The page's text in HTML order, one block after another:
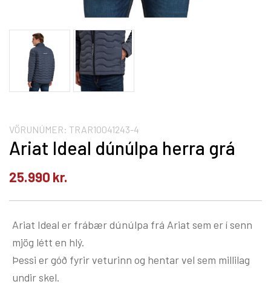
VÖRUNÚMER: TRAR10041243-4
Ariat Ideal dúnúlpa herra grá
25.990 kr.
Ariat Ideal er frábær dúnúlpa frá Ariat sem er í senn
mjög létt en hlý.
Þessi er góð fyrir veturinn og hentar vel sem millilag
undir skel.